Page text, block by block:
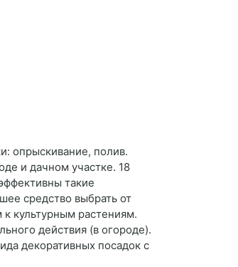
опрыскивание, полив.
и дачном участке. 18
такие
средство выбрать от
культурным растениям.
действия (в огороде).
декоративных посадок с